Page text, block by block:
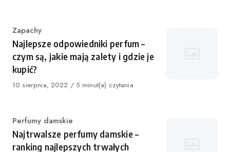
Category
Zapachy
Najlepsze odpowiedniki perfum –
czym są, jakie mają zalety i gdzie je
kupić?
Published
10 sierpnia, 2022 5 minut(a) czytania
Category
Perfumy damskie
Najtrwalsze perfumy damskie –
ranking najlepszych trwałych